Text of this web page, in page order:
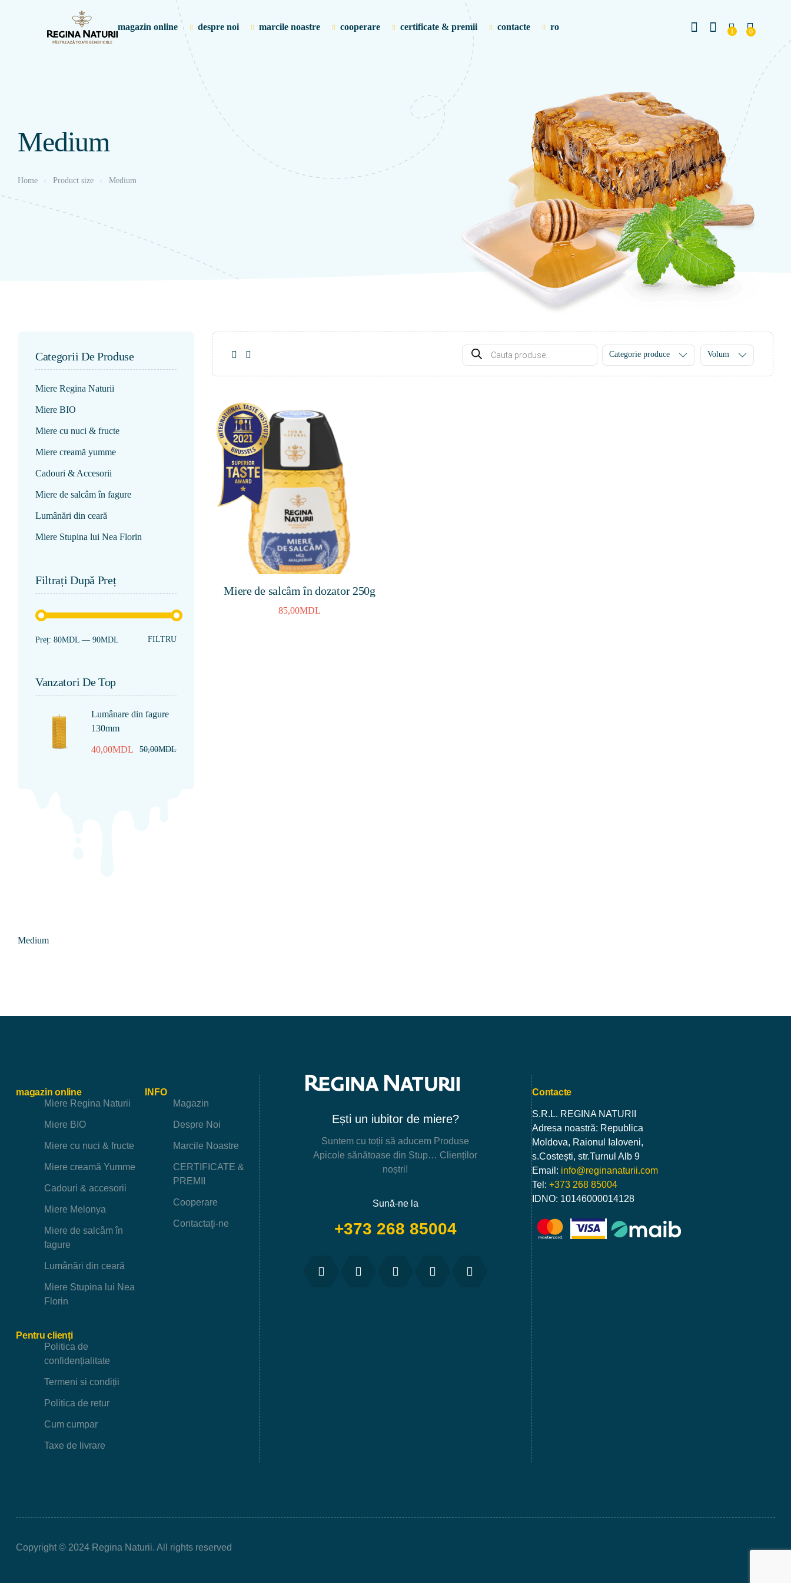
magazin online despre noi marcile noastre cooperare certificate & premii contacte ro 1 0
Medium
Home Product size Medium
Categorie produce Volum
Miere de salcâm în dozator 250g
85,00MDL
Categorii De Produse
Miere Regina Naturii
Miere BIO
Miere cu nuci & fructe
Miere creamă yumme
Cadouri & Accesorii
Miere de salcâm în fagure
Lumânări din ceară
Miere Stupina lui Nea Florin
Filtrați După Preț
FILTRU
Preț: 80MDL — 90MDL
Vanzatori De Top
Lumânare din fagure
130mm
50,00MDL
40,00MDL
Medium
magazin online
Miere Regina Naturii
Miere BIO
Miere cu nuci & fructe
Miere creamă Yumme
Cadouri & accesorii
Miere Melonya
Miere de salcâm în
fagure
Lumânări din ceară
Miere Stupina lui Nea
Florin
Pentru clienți
Politica de
confidențialitate
Termeni si condiții
Politica de retur
Cum cumpar
Taxe de livrare
INFO
Magazin
Despre Noi
Marcile Noastre
CERTIFICATE &
PREMII
Cooperare
Contactaţi-ne
Ești un iubitor de miere?
Suntem cu toții să aducem Produse
Apicole sănătoase din Stup… Clienților
noștri!
Sună-ne la
+373 268 85004
Contacte
S.R.L. REGINA NATURII
Adresa noastră: Republica
Moldova, Raionul Ialoveni,
s.Costești, str.Turnul Alb 9
Email: info@reginanaturii.com
Tel:+373 268 85004
IDNO: 10146000014128
Copyright © 2024 Regina Naturii. All rights reserved